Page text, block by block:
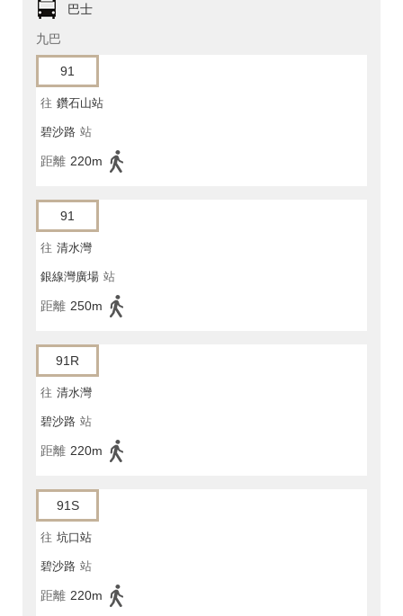
巴士
九巴
91
往 鑽石山站
碧沙路 站
距離 220m
91
往 清水灣
銀線灣廣場 站
距離 250m
91R
往 清水灣
碧沙路 站
距離 220m
91S
往 坑口站
碧沙路 站
距離 220m